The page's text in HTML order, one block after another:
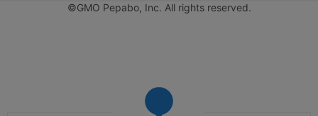
©GMO Pepabo, Inc. All rights reserved.